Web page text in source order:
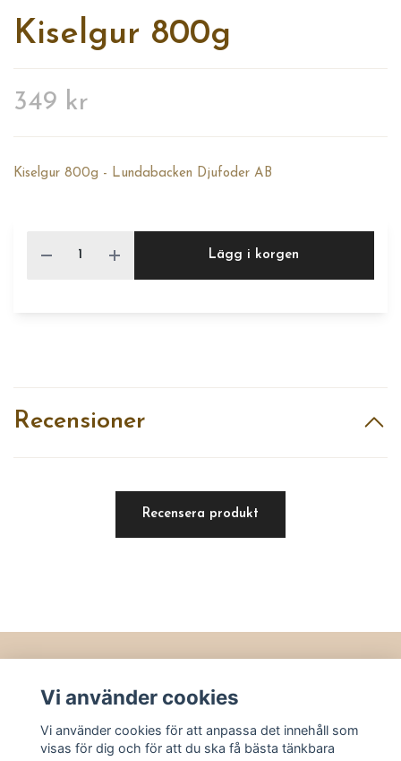
Kiselgur 800g
349 kr
Kiselgur 800g - Lundabacken Djufoder AB
Lägg i korgen
Recensioner
Recensera produkt
Köpvillkor
Kontakt
Utvalt
Vi använder cookies
Vi använder cookies för att anpassa det innehåll som
visas för dig och för att du ska få bästa tänkbara